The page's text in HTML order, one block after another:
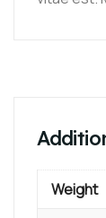
Weight